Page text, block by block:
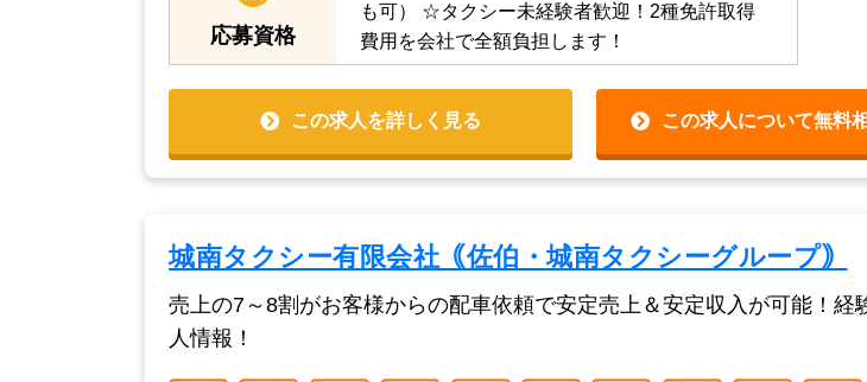
応募資格
も可）
☆タクシー未経験者歓迎！2種免許取得
費用を会社で全額負担します！
この求人を詳しく見る この求人について無料
城南タクシー有限会社｟佐伯・城南タクシーグループ｠
売上の7～8割がお客様からの配車依頼で安定売上＆安定収入が可能！
人情報！